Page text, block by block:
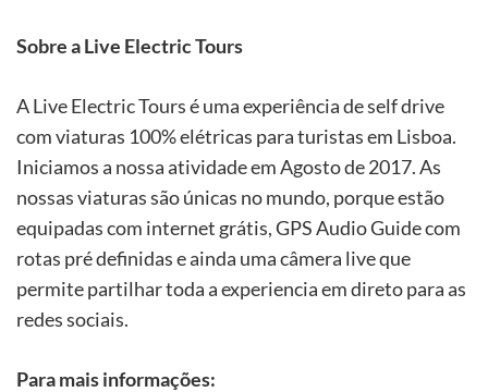
Sobre a Live Electric Tours
A Live Electric Tours é uma experiência de self drive
com viaturas 100% elétricas para turistas em Lisboa.
Iniciamos a nossa atividade em Agosto de 2017. As
nossas viaturas são únicas no mundo, porque estão
equipadas com internet grátis, GPS Audio Guide com
rotas pré definidas e ainda uma câmera live que
permite partilhar toda a experiencia em direto para as
redes sociais.
Para mais informações: